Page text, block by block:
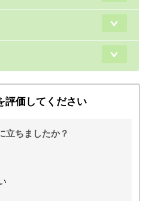
評価してください
立ちましたか？